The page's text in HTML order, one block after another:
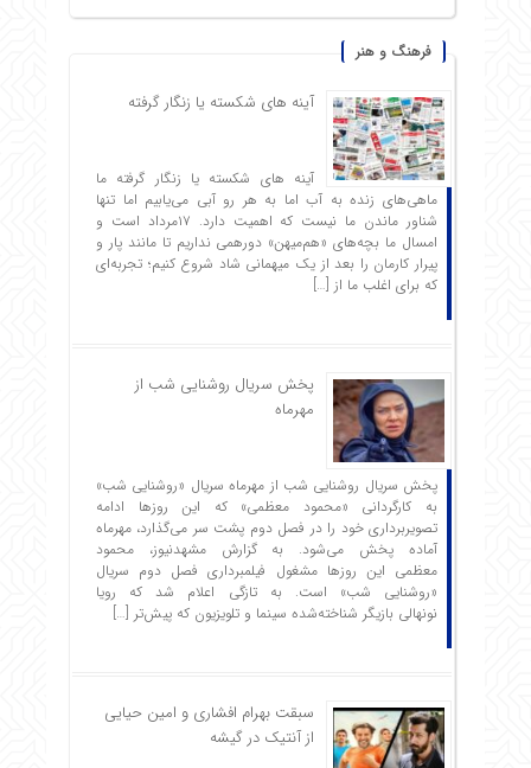
فرهنگ و هنر
آینه های شکسته یا زنگار گرفته
آینه های شکسته یا زنگار گرفته ما
ماهی‌های زنده به آب اما به هر رو آبی می‌یابیم اما تنها
شناور ماندن ما نیست که اهمیت دارد. ۱۷مرداد است و
امسال ما بچه‌های «هم‌میهن» دورهمی نداریم تا مانند پار و
پیرار کارمان را بعد از یک میهمانی شاد شروع ‌کنیم؛ تجربه‌ای
که برای اغلب ما از […]
پخش سریال روشنایی شب از
مهرماه
پخش سریال روشنایی شب از مهرماه سریال «روشنایی شب»
به کارگردانی «محمود معظمی» که این روزها ادامه
تصویربرداری خود را در فصل دوم پشت سر می‌گذارد، مهرماه
آماده پخش می‌شود. به گزارش مشهدنیوز، محمود
معظمی این روزها مشغول فیلمبرداری فصل دوم سریال
«روشنایی شب» است. به تازگی اعلام شد که رویا
نونهالی بازیگر شناخته‌شده سینما و تلویزیون که پیش‌تر […]
سبقت بهرام افشاری و امین حیایی
از آنتیک در گیشه